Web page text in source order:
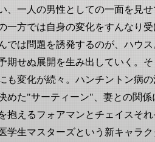
、一人の男性としての一面を見
一方では自身の変化をすんなり
では問題を誘発するのが、ハウ
期せぬ展開を生み出していく。
も変化が続々。ハンチントン病
めた"サーティーン"、妻との関係
抱えるフォアマンとチェイスそ
学生マスターズという新キャラ